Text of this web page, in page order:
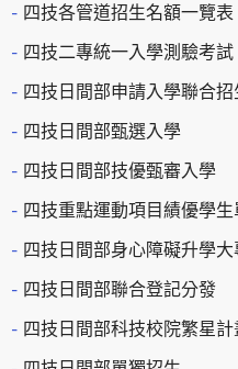
四技各管道招生名額一覽表
四技二專統一入學測驗考試
四技日間部申請入學聯合
四技日間部甄選入學
四技日間部技優甄審入學
四技重點運動項目績優學
四技日間部身心障礙升學
四技日間部聯合登記分發
四技日間部科技校院繁星